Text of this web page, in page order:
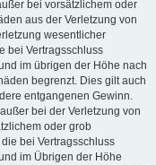
bei vorsätzlichem oder
aus der Verletzung von
wesentlicher
bei Vertragsschluss
im übrigen der Höhe nach
begrenzt. Dies gilt auch
entgangenen Gewinn.
bei der Verletzung von
oder grob
bei Vertragsschluss
im Übrigen der Höhe